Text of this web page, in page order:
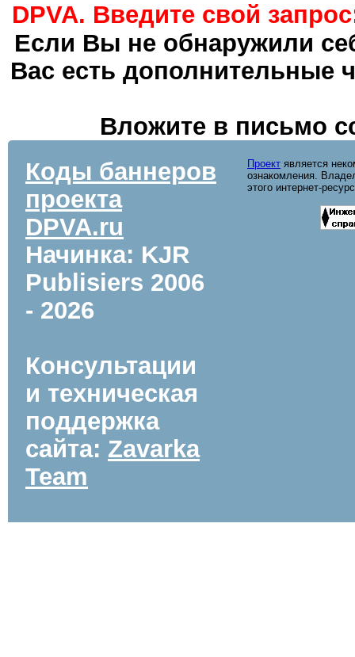
DPVA. Введите свой
Если Вы не обнаружили
Вас есть дополнительные
Вложите в письмо
Коды баннеров
проекта
DPVA.ru
Начинка: KJR
Publisiers 2006
- 2026
Консультации
и техническая
поддержка
сайта: Zavarka
Team
Проект является
ознакомления.
этого интернет-